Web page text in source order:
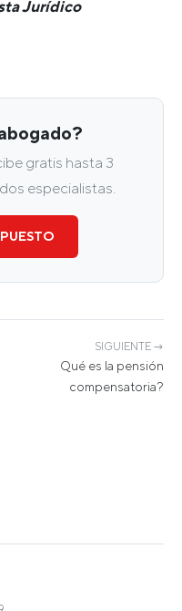
Jurídico
gratis hasta 3
especialistas.
SIGUIENTE →
Qué es la pensión
compensatoria?